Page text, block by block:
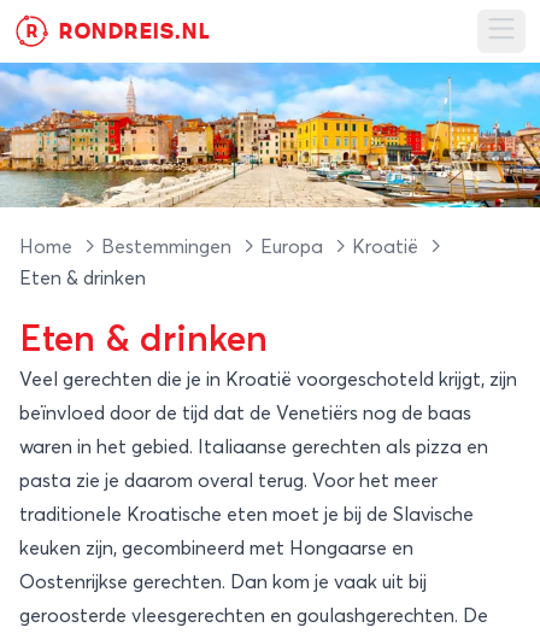
R RONDREIS.NL
Home Bestemmingen Europa
Kroatië
Eten & drinken
Eten & drinken
Veel gerechten die je in Kroatië voorgeschoteld krijgt, zijn
beïnvloed door de tijd dat de Venetiërs nog de baas
waren in het gebied. Italiaanse gerechten als pizza en
pasta zie je daarom overal terug. Voor het meer
traditionele Kroatische eten moet je bij de Slavische
keuken zijn, gecombineerd met Hongaarse en
Oostenrijkse gerechten. Dan kom je vaak uit bij
geroosterde vleesgerechten en goulashgerechten. De